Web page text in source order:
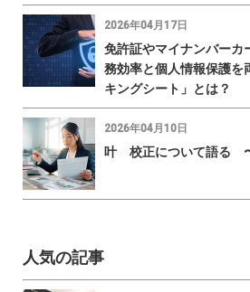
2026年04月17日
免許証やマイナンバーカ
務効率と個人情報保護を
キングシート」とは？
2026年04月10日
叶 校正について語る
人気の記事